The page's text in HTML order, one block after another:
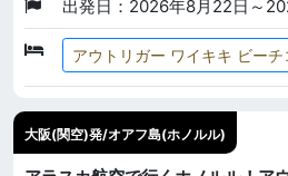
出発日：2026年8月22日～
アウトリガー ワイキキ ビー
大阪(関空)発/オアフ島(ホノルル)